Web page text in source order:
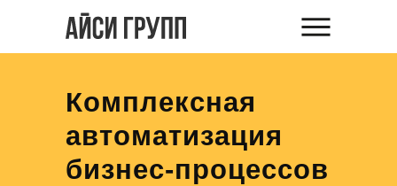
Комплексная
автоматизация
бизнес-процессов